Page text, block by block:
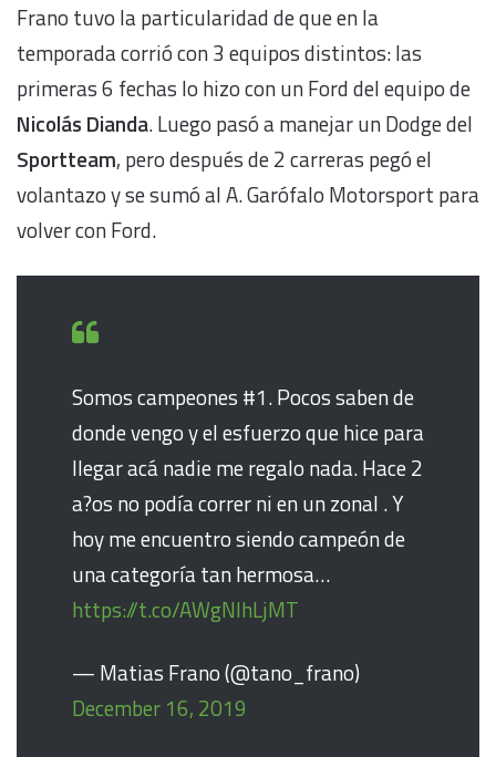
Frano tuvo la particularidad de que en la
temporada corrió con 3 equipos distintos: las
primeras 6 fechas lo hizo con un Ford del equipo de
Nicolás Dianda. Luego pasó a manejar un Dodge del
Sportteam, pero después de 2 carreras pegó el
volantazo y se sumó al A. Garófalo Motorsport para
volver con Ford.
Somos campeones #1. Pocos saben de
donde vengo y el esfuerzo que hice para
llegar acá nadie me regalo nada. Hace 2
a?os no podía correr ni en un zonal . Y
hoy me encuentro siendo campeón de
una categoría tan hermosa…
https://t.co/AWgNIhLjMT
— Matias Frano (@tano_frano)
December 16, 2019